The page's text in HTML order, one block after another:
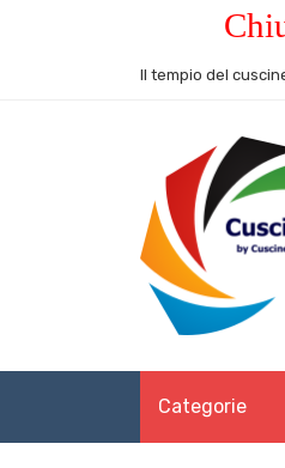
Il tempio del
Categorie